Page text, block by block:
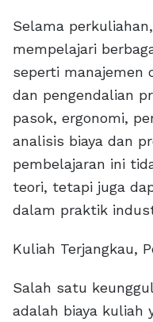
Selama
mempelajari
seperti manajemen
dan pengendalian
pasok, ergonomi,
analisis biaya dan
pembelajaran ini
teori, tetapi juga
dalam praktik
Kuliah Terjangkau,
Salah satu
adalah biaya kuliah